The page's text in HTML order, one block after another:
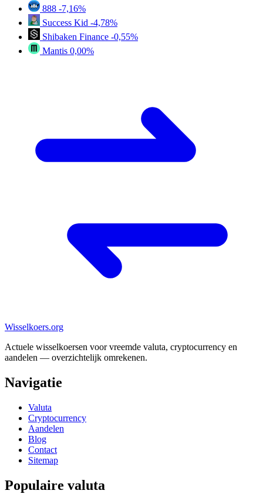
888 -7,16%
Success Kid -4,78%
Shibaken Finance -0,55%
Mantis 0,00%
Wisselkoers.org
Actuele wisselkoersen voor vreemde valuta, cryptocurrency en
aandelen — overzichtelijk omrekenen.
Navigatie
Valuta
Cryptocurrency
Aandelen
Blog
Contact
Sitemap
Populaire valuta